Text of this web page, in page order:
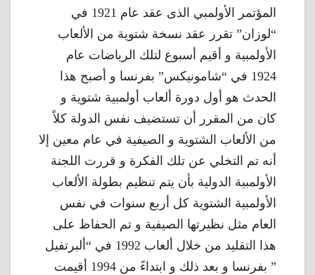
المؤتمر الأولمبي الذى عقد عام 1921 في
“لوزان” تقرر عقد نسخة شتوية من الألعاب
الأولمبية و أقيم أسبوع لتلك الرياضات عام
1924 في “شامونيكس” بفرنسا و أصبح هذا
الحدث هو أول دورة ألعاب أولمبية شتوية و
كان من المقرر أن تستضيف نفس الدولة كلاً
من الألعاب الشتوية و الصيفية في عام معين إلا
أنه تم التخلي عن تلك الفكرة و قررت اللجنة
الأولمبية الدولية بأن يتم تنظيم بطولة الألعاب
الأولمبية الشتوية كل أربع سنوات في نفس
العام مثل نظيرتها الصيفية و تم الحفاظ على
هذا التقليد من خلال ألعاب 1992 في “ألبرتفيل
” بفرنسا و بعد ذلك و ابتداءً من 1994 أقيمت